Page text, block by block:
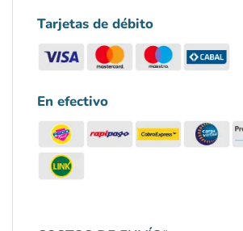
Tarjetas de débito
En efectivo